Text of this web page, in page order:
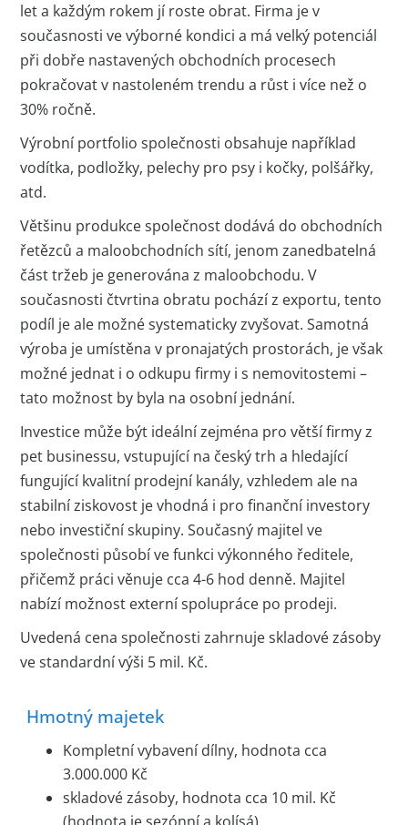
let a každým rokem jí roste obrat. Firma je v
současnosti ve výborné kondici a má velký potenciál
při dobře nastavených obchodních procesech
pokračovat v nastoleném trendu a růst i více než o
30% ročně.
Výrobní portfolio společnosti obsahuje například
vodítka, podložky, pelechy pro psy i kočky, polšářky,
atd.
Většinu produkce společnost dodává do obchodních
řetězců a maloobchodních sítí, jenom zanedbatelná
část tržeb je generována z maloobchodu. V
současnosti čtvrtina obratu pochází z exportu, tento
podíl je ale možné systematicky zvyšovat. Samotná
výroba je umístěna v pronajatých prostorách, je však
možné jednat i o odkupu firmy i s nemovitostemi –
tato možnost by byla na osobní jednání.
Investice může být ideální zejména pro větší firmy z
pet businessu, vstupující na český trh a hledající
fungující kvalitní prodejní kanály, vzhledem ale na
stabilní ziskovost je vhodná i pro finanční investory
nebo investiční skupiny. Současný majitel ve
společnosti působí ve funkci výkonného ředitele,
přičemž práci věnuje cca 4-6 hod denně. Majitel
nabízí možnost externí spolupráce po prodeji.
Uvedená cena společnosti zahrnuje skladové zásoby
ve standardní výši 5 mil. Kč.
Hmotný majetek
Kompletní vybavení dílny, hodnota cca
3.000.000 Kč
skladové zásoby, hodnota cca 10 mil. Kč